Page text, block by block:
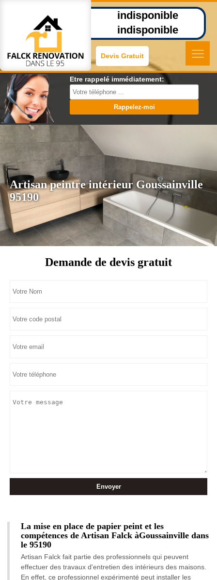
indisponible
indisponible
Devis Gratuit
Etre rappelé immédiatement:
Artisan peintre intérieur Goussainville
95190
Demande de devis gratuit
La mise en place de papier peint et les
compétences de Artisan Falck àGoussainville dans
le 95190
Artisan Falck fait partie des professionnels qui peuvent
effectuer des travaux d'entretien des intérieurs des maisons.
En effet, ce professionnel expérimenté peut installer les